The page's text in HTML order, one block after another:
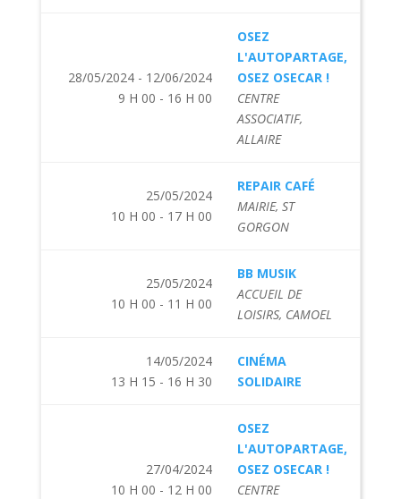
28/05/2024 - 12/06/2024
9 H 00 - 16 H 00
OSEZ
L'AUTOPARTAGE,
OSEZ OSECAR !
CENTRE
ASSOCIATIF,
ALLAIRE
25/05/2024
10 H 00 - 17 H 00
REPAIR CAFÉ
MAIRIE, ST
GORGON
25/05/2024
10 H 00 - 11 H 00
BB MUSIK
ACCUEIL DE
LOISIRS, CAMOEL
14/05/2024
13 H 15 - 16 H 30
CINÉMA
SOLIDAIRE
27/04/2024
10 H 00 - 12 H 00
OSEZ
L'AUTOPARTAGE,
OSEZ OSECAR !
CENTRE